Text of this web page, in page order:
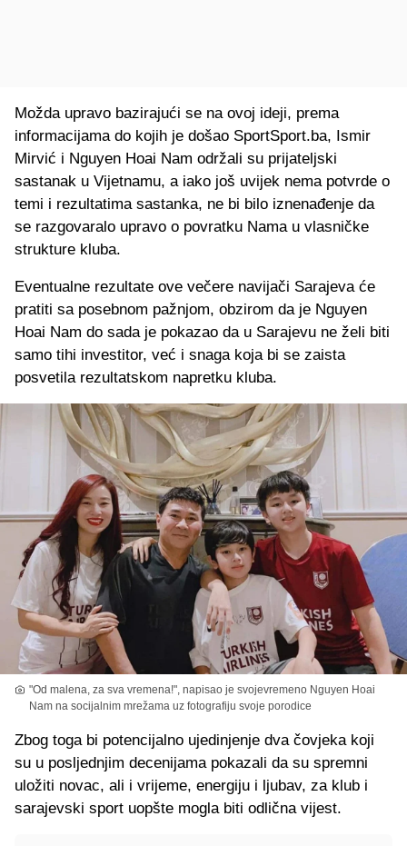
Možda upravo bazirajući se na ovoj ideji, prema
informacijama do kojih je došao SportSport.ba, Ismir
Mirvić i Nguyen Hoai Nam održali su prijateljski
sastanak u Vijetnamu, a iako još uvijek nema potvrde o
temi i rezultatima sastanka, ne bi bilo iznenađenje da
se razgovaralo upravo o povratku Nama u vlasničke
strukture kluba.
Eventualne rezultate ove večere navijači Sarajeva će
pratiti sa posebnom pažnjom, obzirom da je Nguyen
Hoai Nam do sada je pokazao da u Sarajevu ne želi biti
samo tihi investitor, već i snaga koja bi se zaista
posvetila rezultatskom napretku kluba.
"Od malena, za sva vremena!", napisao je svojevremeno Nguyen Hoai
Nam na socijalnim mrežama uz fotografiju svoje porodice
Zbog toga bi potencijalno ujedinjenje dva čovjeka koji
su u posljednjim decenijama pokazali da su spremni
uložiti novac, ali i vrijeme, energiju i ljubav, za klub i
sarajevski sport uopšte mogla biti odlična vijest.